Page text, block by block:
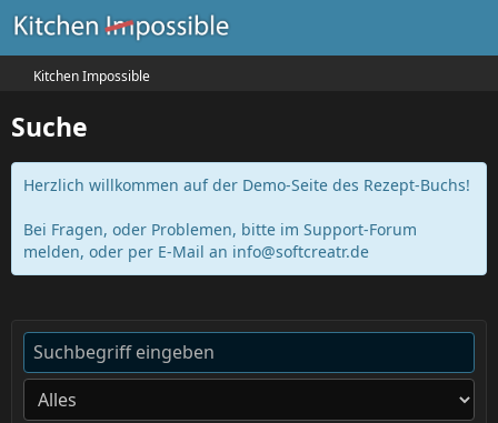
Kitchen Impossible
Suche
Herzlich willkommen auf der Demo-Seite des Rezept-Buchs!
Bei Fragen, oder Problemen, bitte im Support-Forum
melden, oder per E-Mail an info@softcreatr.de